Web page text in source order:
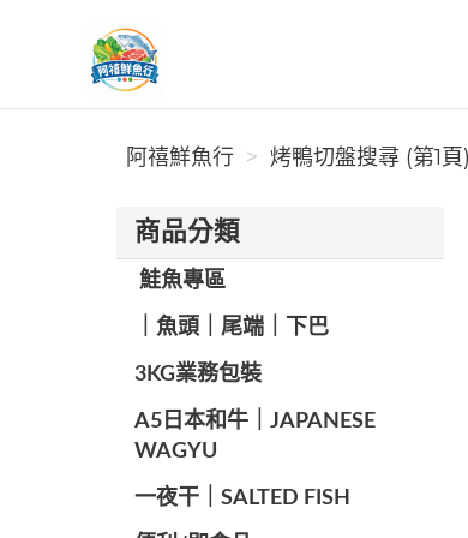
阿禧鮮魚行
阿禧鮮魚行 烤鴨切盤搜尋 (第1頁)
商品分類
️ 鮭魚專區
️｜魚頭｜尾端｜下巴
️3KG業務包裝
A5日本和牛｜JAPANESE
WAGYU
️一夜干｜SALTED FISH